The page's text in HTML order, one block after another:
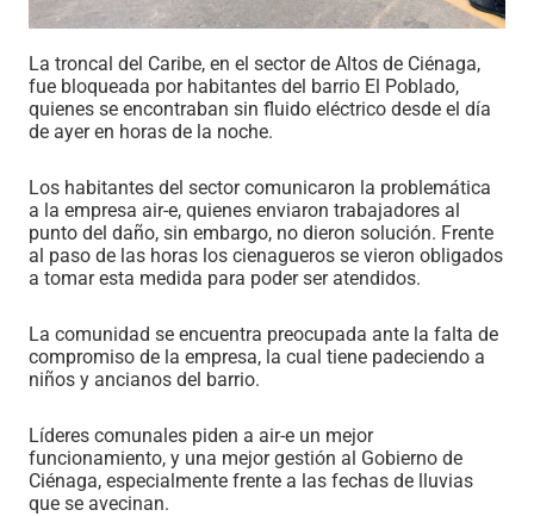
La troncal del Caribe, en el sector de Altos de Ciénaga,
fue bloqueada por habitantes del barrio El Poblado,
quienes se encontraban sin fluido eléctrico desde el día
de ayer en horas de la noche.
Los habitantes del sector comunicaron la problemática
a la empresa air-e, quienes enviaron trabajadores al
punto del daño, sin embargo, no dieron solución. Frente
al paso de las horas los cienagueros se vieron obligados
a tomar esta medida para poder ser atendidos.
La comunidad se encuentra preocupada ante la falta de
compromiso de la empresa, la cual tiene padeciendo a
niños y ancianos del barrio.
Líderes comunales piden a air-e un mejor
funcionamiento, y una mejor gestión al Gobierno de
Ciénaga, especialmente frente a las fechas de lluvias
que se avecinan.